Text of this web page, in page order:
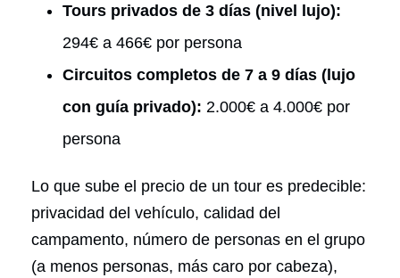
Tours privados de 3 días (nivel lujo):
294€ a 466€ por persona
Circuitos completos de 7 a 9 días (lujo
con guía privado): 2.000€ a 4.000€ por
persona
Lo que sube el precio de un tour es predecible:
privacidad del vehículo, calidad del
campamento, número de personas en el grupo
(a menos personas, más caro por cabeza),